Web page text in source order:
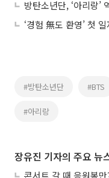
방탄소년단, ‘아리랑’
‘경험 無도 환영’ 첫
#방탄소년단 #BTS
#아리랑
장유진 기자의 주요 뉴
콘서트 갈 때 응원봉